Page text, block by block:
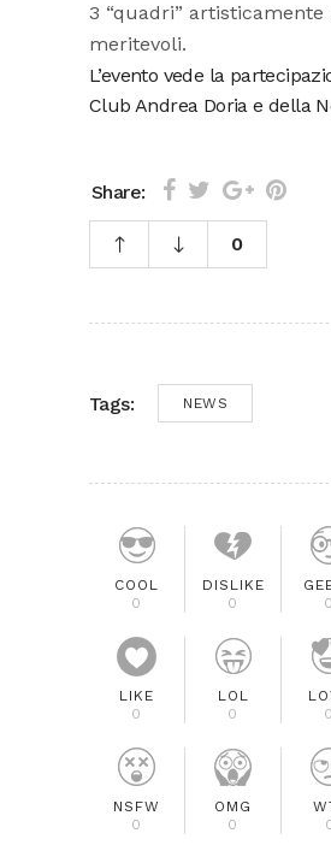
3 “quadri” artisticamente
meritevoli.
L’evento vede la
Club Andrea Doria e della
Share:
0
Tags: NEWS
COOL
0
DISLIKE
0
0
LIKE
0
LOL
0
0
NSFW
0
OMG
0